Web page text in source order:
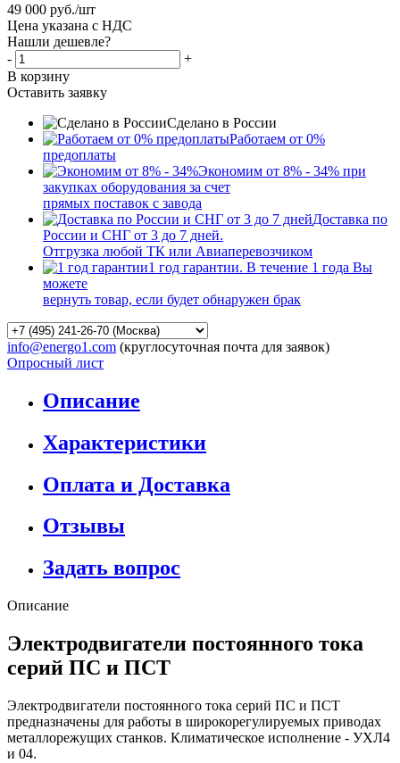
49 000 руб./шт
Цена указана с НДС
Нашли дешевле?
-
+
В корзину
Оставить заявку
Сделано в России
Работаем от 0%
предоплаты
Экономим от 8% - 34% при
закупках оборудования за счет
прямых поставок с завода
Доставка по
России и СНГ от 3 до 7 дней.
Отгрузка любой ТК или Авиаперевозчиком
1 год гарантии. В течение 1 года Вы
можете
вернуть товар, если будет обнаружен брак
info@energo1.com (круглосуточная почта для заявок)
Опросный лист
Описание
Характеристики
Оплата и Доставка
Отзывы
Задать вопрос
Описание
Электродвигатели постоянного тока
серий ПС и ПСТ
Электродвигатели постоянного тока серий ПС и ПСТ
предназначены для работы в широкорегулируемых приводах
металлорежущих станков. Климатическое исполнение - УХЛ4
и 04.